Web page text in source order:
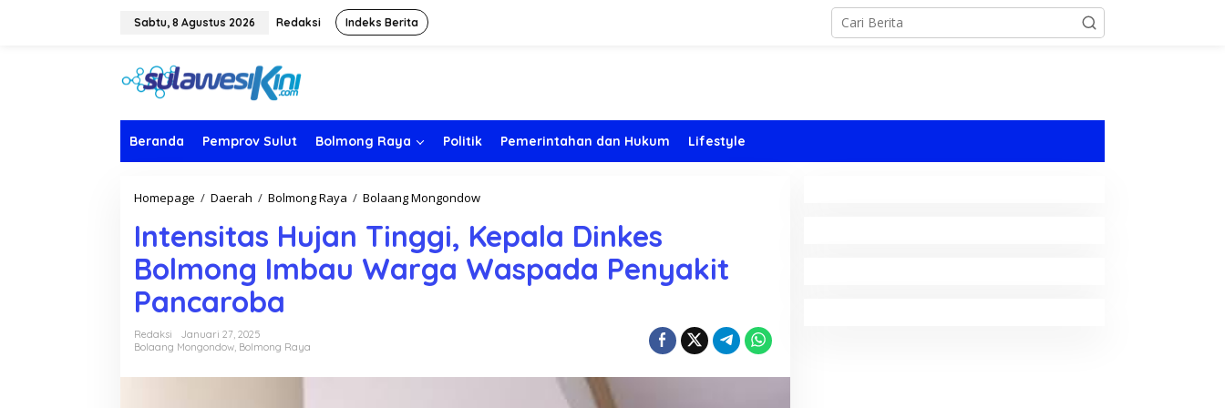
Sabtu, 8 Agustus 2026 Redaksi Indeks Berita
Beranda Pemprov Sulut Bolmong Raya Politik Pemerintahan dan Hukum Lifestyle
Homepage / Daerah / Bolmong Raya / Bolaang Mongondow
t
e
n
s
u
Intensitas Hujan Tinggi, Kepala Dinkes
Bolmong Imbau Warga Waspada Penyakit
Pancaroba
Redaksi
Januari 27, 2025
Bolaang Mongondow, Bolmong Raya